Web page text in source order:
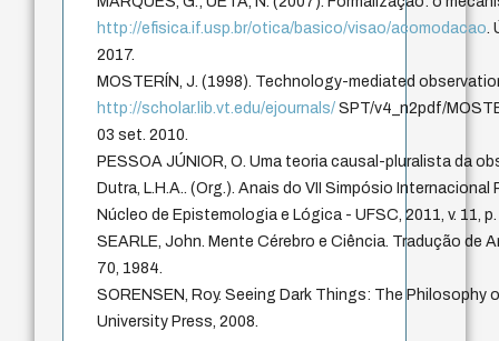
http://efisica.if.usp.br/otica/basico/visao/acomodacao.
2017.
MOSTERÍN, J. (1998). Technology-mediated
http://scholar.lib.vt.edu/ejournals/ SPT/v4_n2pdf/
03 set. 2010.
PESSOA JÚNIOR, O. Uma teoria causal-pluralista da
Dutra, L.H.A.. (Org.). Anais do VII Simpósio Internacional
Núcleo de Epistemologia e Lógica - UFSC, 2011, v. 11,
SEARLE, John. Mente Cérebro e Ciência. Tradução de
70, 1984.
SORENSEN, Roy. Seeing Dark Things: The
University Press, 2008.